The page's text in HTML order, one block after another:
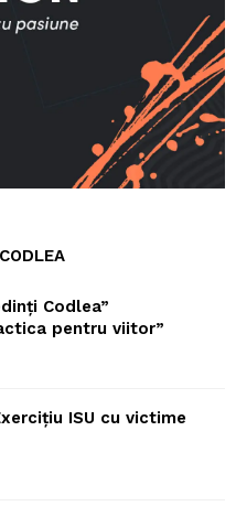
Codlea”
pentru viitor”
ISU cu victime